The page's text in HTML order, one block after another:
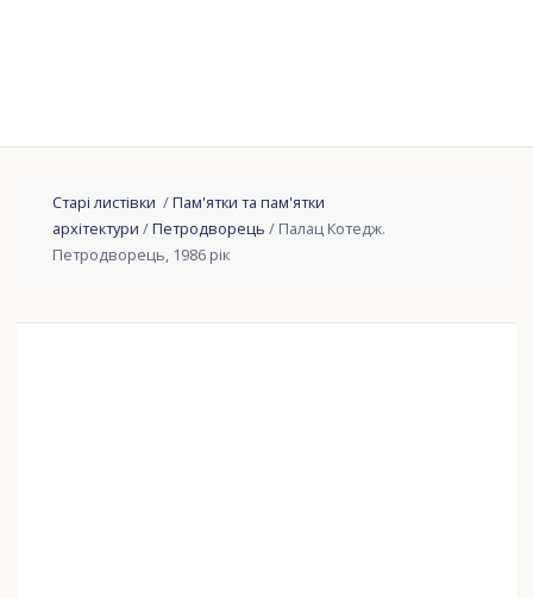
Старі листівки /Пам'ятки та пам'ятки
архітектури /Петродворець / Палац Котедж.
Петродворець, 1986 рік